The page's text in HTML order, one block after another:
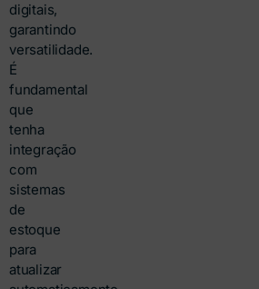
digitais,
garantindo
versatilidade.
É
fundamental
que
tenha
integração
com
sistemas
de
estoque
para
atualizar